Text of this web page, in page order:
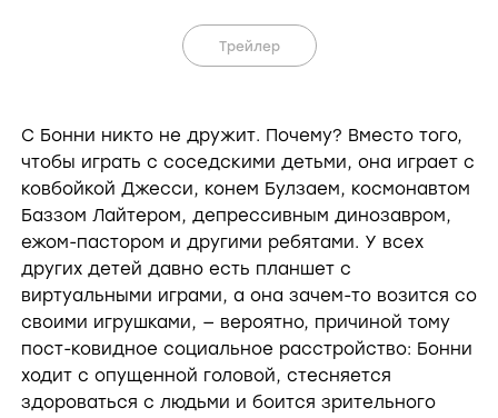
Трейлер
С Бонни никто не дружит. Почему? Вместо того,
чтобы играть с соседскими детьми, она играет с
ковбойкой Джесси, конем Булзаем, космонавтом
Баззом Лайтером, депрессивным динозавром,
ежом-пастором и другими ребятами. У всех
других детей давно есть планшет с
виртуальными играми, а она зачем-то возится со
своими игрушками, — вероятно, причиной тому
пост-ковидное социальное расстройство: Бонни
ходит с опущенной головой, стесняется
здороваться с людьми и боится зрительного